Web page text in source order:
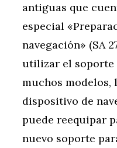
antiguas que
especial
navegación» (SA
utilizar el soporte
muchos modelos,
dispositivo de
puede reequipar
nuevo soporte